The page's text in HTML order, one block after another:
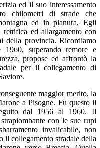
ed il suo interessamento
chilometri di strade che
ed in pianura, Egli
rettifica ed allargamento con
della provincia. Ricordiamo
1960, superando remore e
propose ed affrontò la
per il collegamento di
maggior merito, la
a Pisogne. Fu questo il
dal 1956 al 1960. Il
con le sue rupi
invalicabile, non
il collegamento stradale della